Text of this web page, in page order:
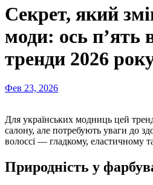
Секрет, який
моди: ось п’ять
тренди 2026
Фев 23, 2026
Для українських модниць цей тренд особливо зручний: сучасні техніки не вимагають щотижневого відвідування
салону, але потребують уваги до
волоссі — гладкому, еластичному
Природність у